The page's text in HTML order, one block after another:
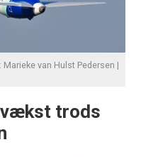
van Hulst Pedersen |
trods